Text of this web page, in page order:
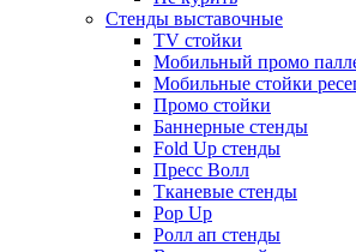
Стенды выставочные
TV стойки
Мобильный промо
Мобильные стойки
Промо стойки
Баннерные стенды
Fold Up стенды
Пресс Волл
Тканевые стенды
Pop Up
Ролл ап стенды